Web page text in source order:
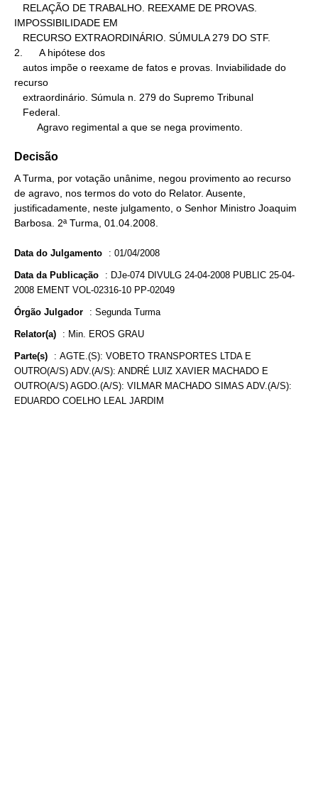
IMPOSSIBILIDADE EM
2.      A hipótese dos
recurso
        Agravo regimental a que se nega provimento.
Decisão
A Turma, por votação unânime, negou provimento ao recurso
de agravo, nos termos do voto do Relator. Ausente,
justificadamente, neste julgamento, o Senhor Ministro Joaquim
Barbosa. 2ª Turma, 01.04.2008.
Data do Julgamento : 01/04/2008
Data da Publicação : DJe-074 DIVULG 24-04-2008 PUBLIC 25-04-
2008 EMENT VOL-02316-10 PP-02049
Órgão Julgador : Segunda Turma
Relator(a) : Min. EROS GRAU
Parte(s) : AGTE.(S): VOBETO TRANSPORTES LTDA E
OUTRO(A/S) ADV.(A/S): ANDRÉ LUIZ XAVIER MACHADO E
OUTRO(A/S) AGDO.(A/S): VILMAR MACHADO SIMAS ADV.(A/S):
EDUARDO COELHO LEAL JARDIM